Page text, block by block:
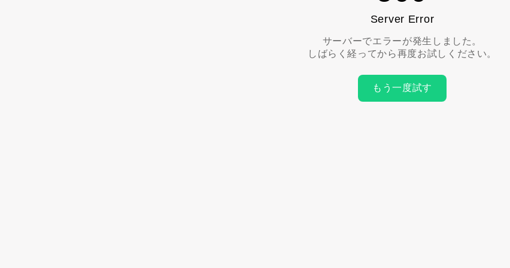
Server Error
サーバーでエラーが発生しました。
しばらく経ってから再度お試しください。
もう一度試す